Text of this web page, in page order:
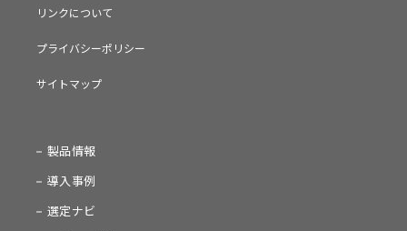
リンクについて
プライバシーポリシー
サイトマップ
製品情報
導入事例
選定ナビ